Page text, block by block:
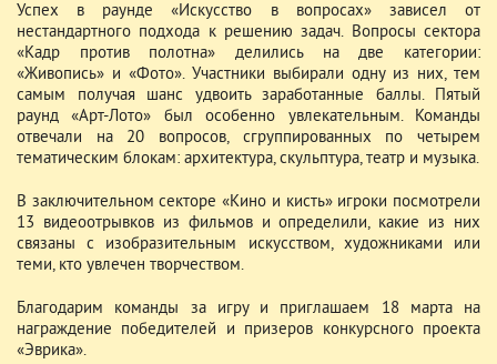
Успех в раунде «Искусство в вопросах» зависел от
нестандартного подхода к решению задач. Вопросы сектора
«Кадр против полотна» делились на две категории:
«Живопись» и «Фото». Участники выбирали одну из них, тем
самым получая шанс удвоить заработанные баллы. Пятый
раунд «Арт-Лото» был особенно увлекательным. Команды
отвечали на 20 вопросов, сгруппированных по четырем
тематическим блокам: архитектура, скульптура, театр и музыка.
В заключительном секторе «Кино и кисть» игроки посмотрели
13 видеоотрывков из фильмов и определили, какие из них
связаны с изобразительным искусством, художниками или
теми, кто увлечен творчеством.
Благодарим команды за игру и приглашаем 18 марта на
награждение победителей и призеров конкурсного проекта
«Эврика».